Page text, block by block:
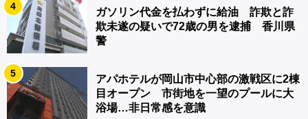
4
ガソリン代金を払わずに給油 詐欺と詐
欺未遂の疑いで72歳の男を逮捕 香川県
警
5
アパホテルが岡山市中心部の激戦区に2棟
目オープン 市街地を一望のプールに大
浴場…非日常感を意識